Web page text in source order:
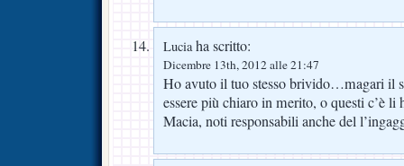
Luciaha scritto:
Dicembre 13th, 2012 alle 21:47
Ho avuto il tuo stesso brivido…magari il
essere più chiaro in merito, o questi c’è li
Macia, noti responsabili anche del